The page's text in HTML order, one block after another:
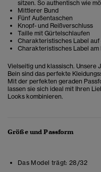
sitzen. So authentisch wie
Mittlerer Bund
Fünf Außentaschen
Knopf- und Reißverschluss
Taille mit Gürtelschlaufen
Charakteristisches Label
Charakteristisches Label am
Vielseitig und klassisch. Unsere
Bein sind das perfekte
Mit der perfekten geraden
lassen sie sich ideal mit Ihren
Looks kombinieren.
Größe und Passform
Das Model trägt: 28/32